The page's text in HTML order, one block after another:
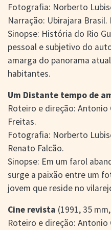
Fotografia: Norberto
Narração: Ubirajara
Sinopse: História do Rio
pessoal e subjetivo do
amarga do panorama
habitantes.
Um Distante tempo de
Roteiro e direção:
Freitas.
Fotografia: Norberto
Renato Falcão.
Sinopse: Em um farol
surge a paixão entre um
jovem que reside no
Cine revista (1991, 35
Roteiro e direção: Antonio